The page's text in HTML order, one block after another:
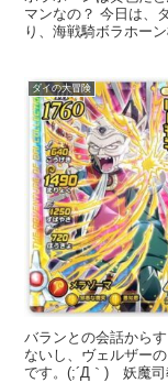
マンなの？ 今日は、
り、海戦騎ボラホー
ダイの大冒険
バランとの会話から
ないし、ヴェルザー
です。(;´Д｀) 妖魔司